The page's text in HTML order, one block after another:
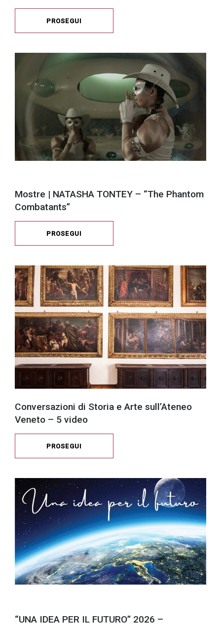
PROSEGUI
Mostre | NATASHA TONTEY – “The Phantom
Combatants”
PROSEGUI
Conversazioni di Storia e Arte sull’Ateneo
Veneto – 5 video
PROSEGUI
“UNA IDEA PER IL FUTURO” 2026 –